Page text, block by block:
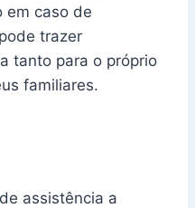
em caso de
trazer
tanto para o próprio
familiares.
assistência a